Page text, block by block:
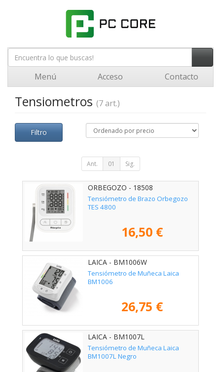
Menú Acceso Contacto
Tensiometros (7 art.)
Filtro
Ant. 01 Sig.
ORBEGOZO - 18508
Tensiómetro de Brazo Orbegozo
TES 4800
16,50 €
LAICA - BM1006W
Tensiómetro de Muñeca Laica
BM1006
26,75 €
LAICA - BM1007L
Tensiómetro de Muñeca Laica
BM1007L Negro